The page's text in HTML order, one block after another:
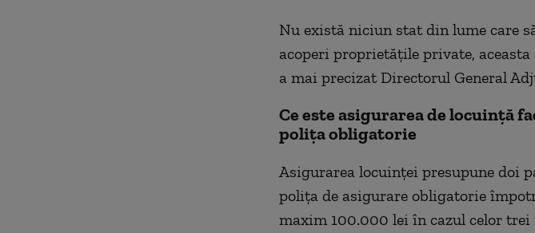
Nu există niciun stat din lume care
acoperi proprietățile private,
a mai precizat Directorul General
Ce este asigurarea de locuință
polița obligatorie
Asigurarea locuinței presupune doi
polița de asigurare obligatorie
maxim 100.000 lei în cazul celor